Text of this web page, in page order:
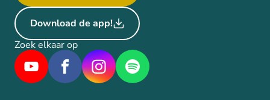
Download de app!
Zoek elkaar op